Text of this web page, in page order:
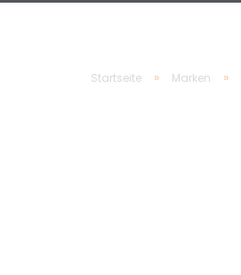
Startseite » Marken »